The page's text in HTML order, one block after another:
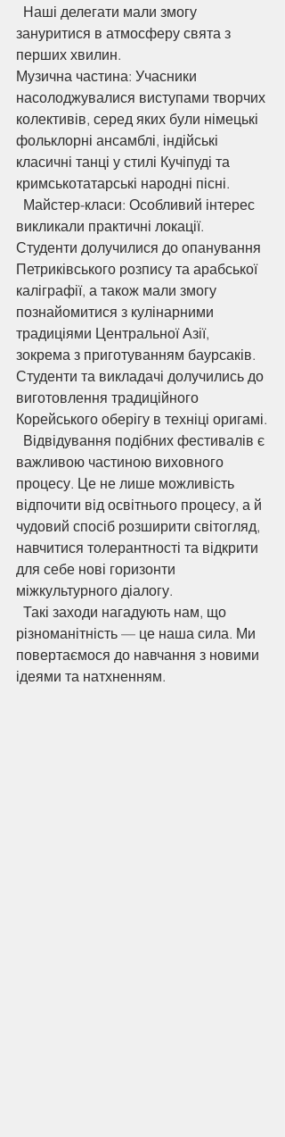
зануритися в атмосферу свята з
перших хвилин.
Музична частина: Учасники
насолоджувалися виступами творчих
колективів, серед яких були німецькі
фольклорні ансамблі, індійські
класичні танці у стилі Кучіпуді та
кримськотатарські народні пісні.
викликали практичні локації.
Студенти долучилися до опанування
Петриківського розпису та арабської
каліграфії, а також мали змогу
познайомитися з кулінарними
традиціями Центральної Азії,
зокрема з приготуванням баурсаків.
Студенти та викладачі долучились до
виготовлення традиційного
Корейського оберігу в техніці оригамі.
важливою частиною виховного
процесу. Це не лише можливість
відпочити від освітнього процесу, а й
чудовий спосіб розширити світогляд,
навчитися толерантності та відкрити
для себе нові горизонти
міжкультурного діалогу.
різноманітність — це наша сила. Ми
повертаємося до навчання з новими
ідеями та натхненням.